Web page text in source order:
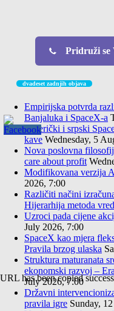
Pridruži se
URL has been copied
dvadeset zadnjih objava
Empirijska potvrda
Banjaluka i SpaceX-a
Američki i srpski
kave Wednesday, 5
Nova poslovna
care about profit
Modifikovana verzija
2026, 7:00
Različiti načini
Hijerarhija metoda
Uzroci pada cijene
July 2026, 7:00
SpaceX kao mjera
Pravila brzog ulaska
Struktura maturanata
ekonomski razvoj –
July 2026, 7:00
Državni
pravila igre Sunday,